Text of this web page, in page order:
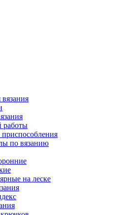
работы
по вязанию
на леске